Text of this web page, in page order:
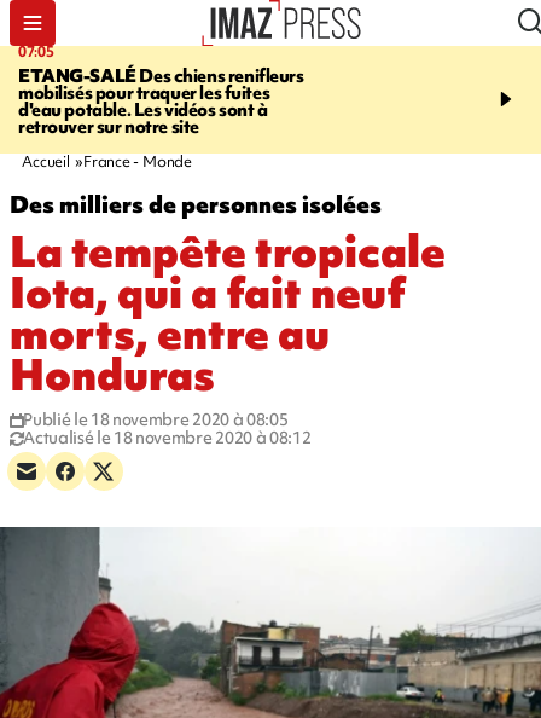
07:05
ETANG-SALÉDes chiens renifleurs
mobilisés pour traquer les fuites
d'eau potable. Les vidéos sont à
retrouver sur notre site
09:53
CATASTROPHIQUE
sécheresse, incendies -
Accueil France - Monde
Des milliers de personnes isolées
La tempête tropicale
Iota, qui a fait neuf
morts, entre au
Honduras
Publié le 18 novembre 2020 à 08:05
Actualisé le 18 novembre 2020 à 08:12